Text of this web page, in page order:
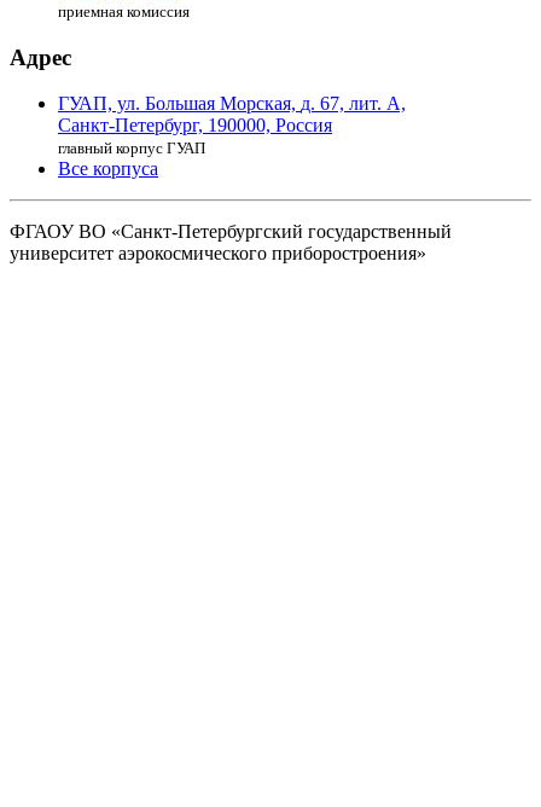
приемная комиссия
Адрес
ГУАП, ул. Большая Морская, д. 67, лит. А,
Санкт-Петербург, 190000, Россия
главный корпус ГУАП
Все корпуса
ФГАОУ ВО «Санкт-Петербургский государственный
университет аэрокосмического приборостроения»